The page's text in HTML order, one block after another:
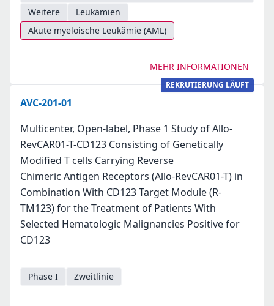
Weitere
Leukämien
Akute myeloische Leukämie (AML)
MEHR INFORMATIONEN
REKRUTIERUNG LÄUFT
AVC-201-01
Multicenter, Open-label, Phase 1 Study of Allo-
RevCAR01-T-CD123 Consisting of Genetically
Modified T cells Carrying Reverse
Chimeric Antigen Receptors (Allo-RevCAR01-T) in
Combination With CD123 Target Module (R-
TM123) for the Treatment of Patients With
Selected Hematologic Malignancies Positive for
CD123
Phase I Zweitlinie